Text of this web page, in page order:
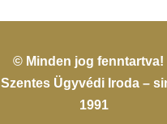
© Minden jog fenntartva!
Szentes Ügyvédi Iroda –
1991